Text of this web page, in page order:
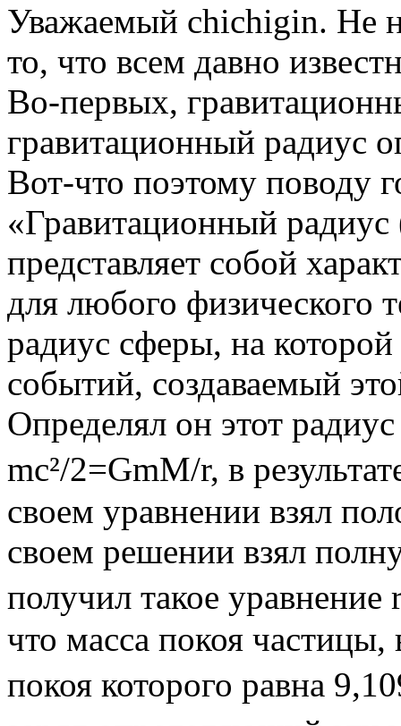
Уважаемый chichigin. Не
то, что всем давно
Во-первых,
гравитационный радиус
Вот-что поэтому поводу
«Гравитационный
представляет собой
для любого физического
радиус сферы, на
событий, создаваемый
Определял он этот
mc²/2=GmM/r, в
своем уравнении взял
своем решении взял
получил такое уравнение
что масса покоя частицы,
покоя которого равна